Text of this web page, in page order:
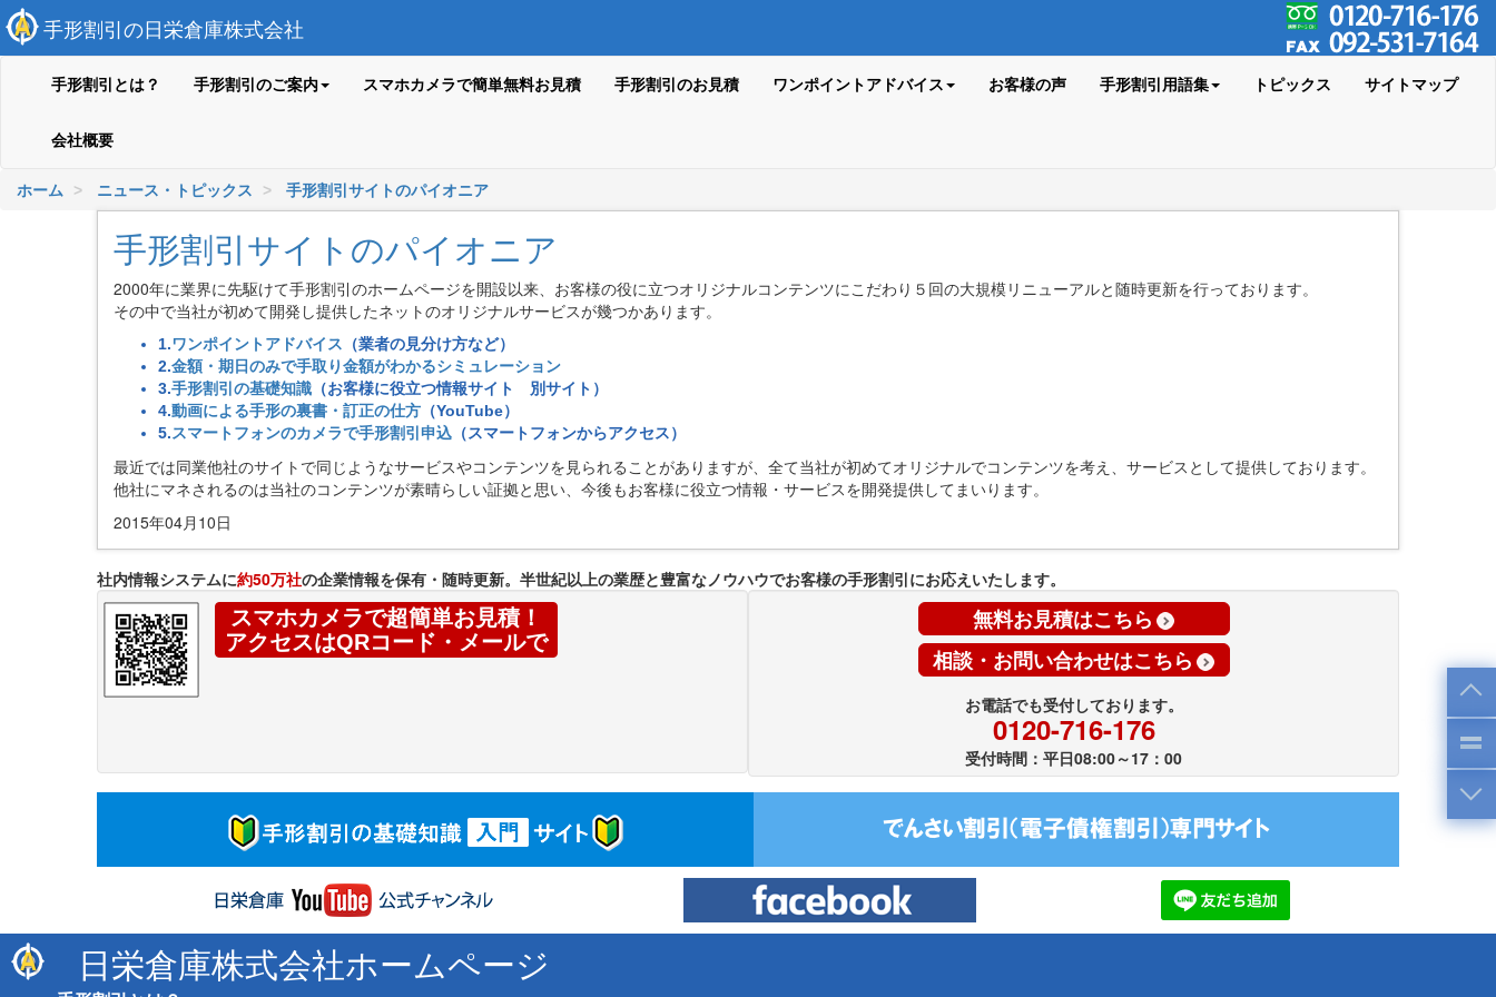
手形割引の日栄倉庫株式会社
手形割引とは？ 手形割引のご案内 スマホカメラで簡単無料お見積 手形割引のお見積 ワンポイントアドバイス お客様の声 手形割引用語集 トピックス サイトマップ
会社概要
ホーム ニュース・トピックス 手形割引サイトのパイオニア
手形割引サイトのパイオニア
2000年に業界に先駆けて手形割引のホームページを開設以来、お客様の役に立つオリジナルコンテンツにこだわり５回の大規模リニューアルと随時更新を行っております。
その中で当社が初めて開発し提供したネットのオリジナルサービスが幾つかあります。
1.ワンポイントアドバイス （業者の見分け方など）
2.金額・期日のみで手取り金額がわかるシミュレーション
3.手形割引の基礎知識 （お客様に役立つ情報サイト 別サイト）
4.動画による手形の裏書・訂正の仕方 （YouTube）
5.スマートフォンのカメラで手形割引申込 （スマートフォンからアクセス）
最近では同業他社のサイトで同じようなサービスやコンテンツを見られることがありますが、全て当社が初めてオリジナルでコンテンツを考え、サービスとして提供しております。
他社にマネされるのは当社のコンテンツが素晴らしい証拠と思い、今後もお客様に役立つ情報・サービスを開発提供してまいります。
2015年04月10日
社内情報システムに約50万社の企業情報を保有・随時更新。半世紀以上の業歴と豊富なノウハウでお客様の手形割引にお応えいたします。
スマホカメラで超簡単お見積！
アクセスはQRコード・メールで
無料お見積はこちら
相談・お問い合わせはこちら
お電話でも受付しております。
0120-716-176
受付時間：平日08:00～17：00
日栄倉庫株式会社ホームページ